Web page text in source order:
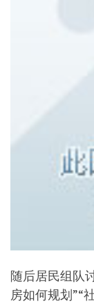
随后居民组队
房如何规划”“